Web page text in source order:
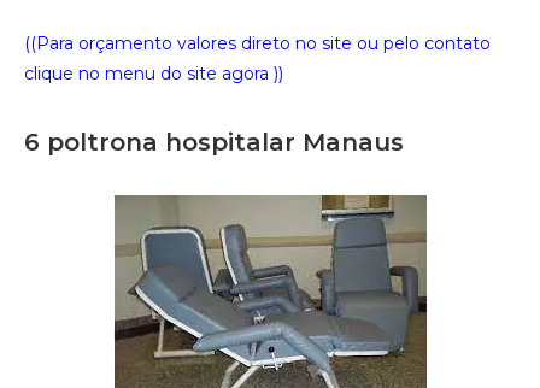
((Para orçamento valores direto no site ou pelo contato
clique no menu do site agora ))
6 poltrona hospitalar Manaus